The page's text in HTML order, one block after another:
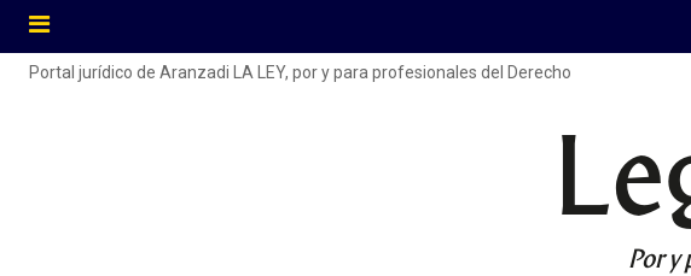
Portal jurídico de Aranzadi LA LEY, por y para profesionales del Derecho
Por y